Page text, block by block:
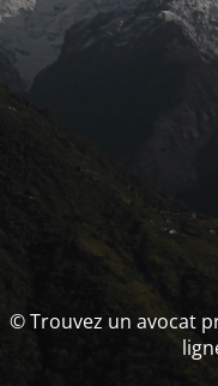
© Trouvez un avocat